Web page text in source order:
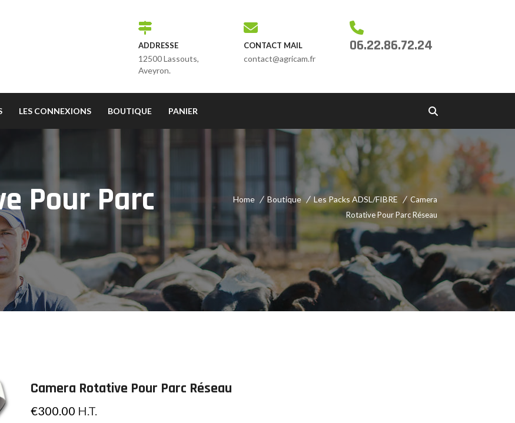
ADDRESSE
12500 Lassouts,
Aveyron.
CONTACT MAIL
contact@agricam.fr
06.22.86.72.24
LES CONNEXIONS BOUTIQUE PANIER
Pour Parc
Home Boutique Les Packs ADSL/FIBRE
Camera
Rotative Pour Parc Réseau
Camera Rotative Pour Parc Réseau
€300.00 H.T.